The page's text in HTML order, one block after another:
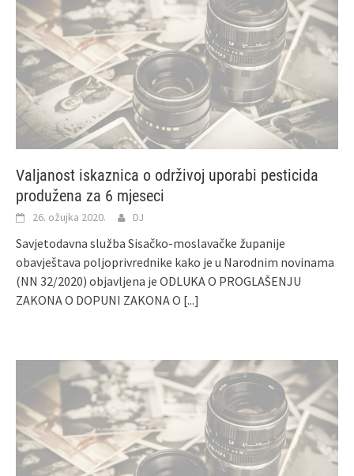
Valjanost iskaznica o održivoj uporabi pesticida
produžena za 6 mjeseci
26. ožujka 2020. DJ
Savjetodavna služba Sisačko-moslavačke županije
obavještava poljoprivrednike kako je u Narodnim novinama
(NN 32/2020) objavljena je ODLUKA O PROGLAŠENJU
ZAKONA O DOPUNI ZAKONA O [...]